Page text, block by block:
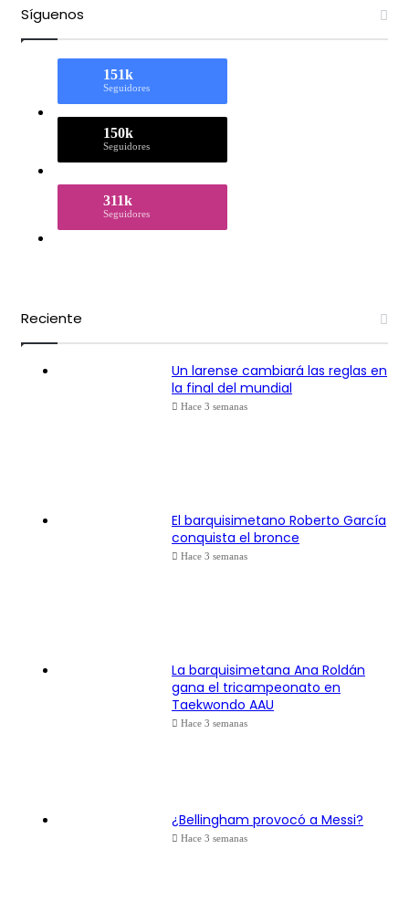
Síguenos
151k
Seguidores
150k
Seguidores
311k
Seguidores
Reciente
Un larense cambiará las reglas en
la final del mundial
Hace 3 semanas
El barquisimetano Roberto García
conquista el bronce
Hace 3 semanas
La barquisimetana Ana Roldán
gana el tricampeonato en
Taekwondo AAU
Hace 3 semanas
¿Bellingham provocó a Messi?
Hace 3 semanas